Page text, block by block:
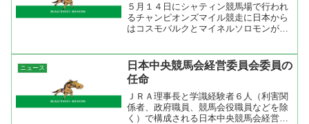
５月１４日にシャティン競馬場で行われ
るチャンピオンズマイル競走に日本から
はコスモバルクとマイネルソロモンが選
ルズで勝ち、安田記念に出走するという
プラン。これに、応えたか...
ニュース
日本中央競馬会経営委員会委員の
任命
ＪＲＡ理事長と学識経験者６人（利害関
係者、政府職員、競馬会役職員などを除
く）で構成される日本中央競馬会経営委